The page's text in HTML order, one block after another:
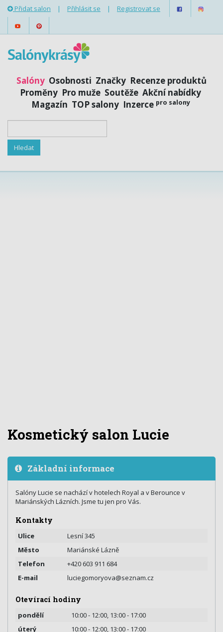
Přidat salon | Přihlásit se | Registrovat se
Salóny Osobnosti Značky Recenze produktů
Proměny Pro muže Soutěže Akční nabídky
Magazín TOP salony Inzerce pro salony
Kosmetický salon Lucie
Základní informace
Salóny Lucie se nachází v hotelech Royal a v Berounce v
Mariánských Lázních. Jsme tu jen pro Vás.
Kontakty
Ulice
Lesní 345
Město
Mariánské Lázně
Telefon
+420 603 911 684
E-mail
luciegomoryova@seznam.cz
Otevírací hodiny
pondělí
10:00 - 12:00, 13:00 - 17:00
úterý
10:00 - 12:00, 13:00 - 17:00